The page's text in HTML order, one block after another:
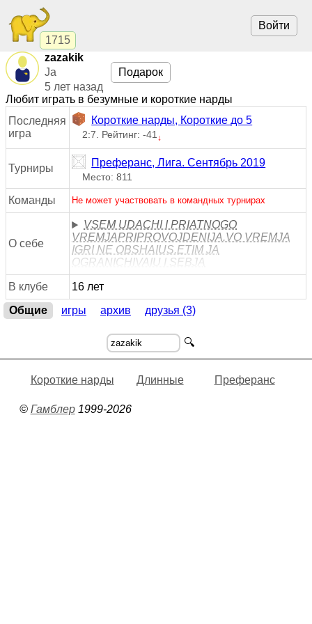
1715
Войти
zazakik
Ja
5 лет назад
Подарок
Любит играть в безумные и короткие нарды
Последняя
игра
Короткие нарды, Короткие до 5
2:7. Рейтинг: -41↓
Турниры Преферанс, Лига. Сентябрь 2019
Место: 811
Команды Не может участвовать в командных турнирах
О себе
VSEM UDACHI I PRIATNOGO
VREMJAPRIPROVOJDENIJA.VO VREMJA
IGRI NE OBSHAIUS.ETIM JA
OGRANICHIVAIU I SEBJA
В клубе
16 лет
Общие
игры архив друзья (3)
🔍
Короткие нарды Длинные Преферанс
© Гамблер1999-2026